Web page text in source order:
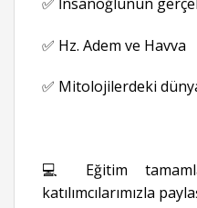
✅ Hz. Adem ve Havva
✅ Mitolojilerdeki
💻 Eğitim
katılımcılarımızla